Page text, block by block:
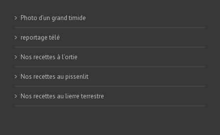
Photo d’un grand timide
reportage télé
Nos recettes à l’ortie
Nos recettes au pissenlit
Nos recettes au lierre terrestre